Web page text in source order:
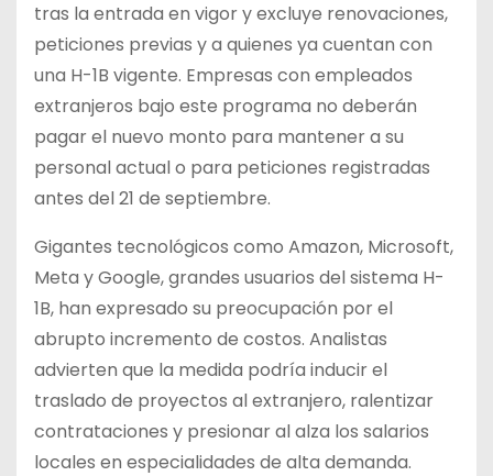
tras la entrada en vigor y excluye renovaciones,
peticiones previas y a quienes ya cuentan con
una H-1B vigente. Empresas con empleados
extranjeros bajo este programa no deberán
pagar el nuevo monto para mantener a su
personal actual o para peticiones registradas
antes del 21 de septiembre.
Gigantes tecnológicos como Amazon, Microsoft,
Meta y Google, grandes usuarios del sistema H-
1B, han expresado su preocupación por el
abrupto incremento de costos. Analistas
advierten que la medida podría inducir el
traslado de proyectos al extranjero, ralentizar
contrataciones y presionar al alza los salarios
locales en especialidades de alta demanda.